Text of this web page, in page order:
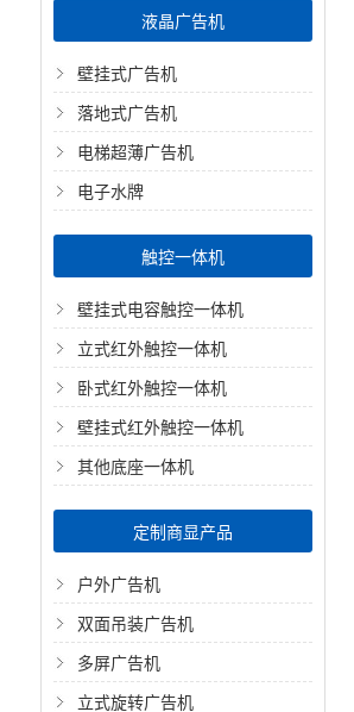
液晶广告机
壁挂式广告机
落地式广告机
电梯超薄广告机
电子水牌
触控一体机
壁挂式电容触控一体机
立式红外触控一体机
卧式红外触控一体机
壁挂式红外触控一体机
其他底座一体机
定制商显产品
户外广告机
双面吊装广告机
多屏广告机
立式旋转广告机